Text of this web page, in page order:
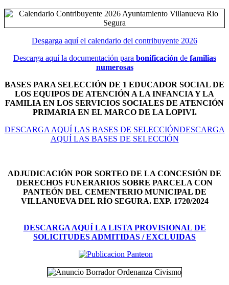
Desgarga aquí el calendario del contribuyente 2026
Descarga aquí la documentación para bonificación de familias
numerosas
BASES PARA SELECCIÓN DE 1 EDUCADOR SOCIAL DE
LOS EQUIPOS DE ATENCIÓN A LA INFANCIA Y LA
FAMILIA EN LOS SERVICIOS SOCIALES DE ATENCIÓN
PRIMARIA EN EL MARCO DE LA LOPIVI.
DESCARGA AQUÍ LAS BASES DE SELECCIÓNDESCARGA
AQUÍ LAS BASES DE SELECCIÓN
ADJUDICACIÓN POR SORTEO DE LA CONCESIÓN DE
DERECHOS FUNERARIOS SOBRE PARCELA CON
PANTEÓN DEL CEMENTERIO MUNICIPAL DE
VILLANUEVA DEL RÍO SEGURA. EXP. 1720/2024
DESCARGA AQUÍ LA LISTA PROVISIONAL DE
SOLICITUDES ADMITIDAS / EXCLUIDAS